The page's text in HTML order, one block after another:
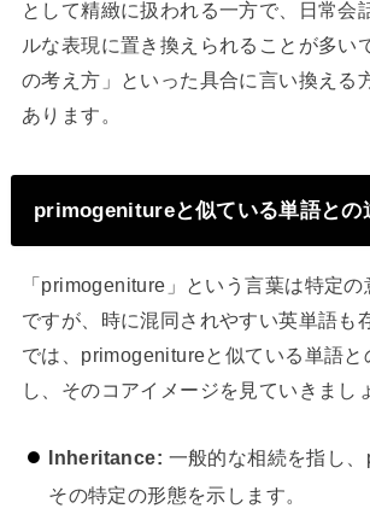
として精緻に扱われる一方で、日常会
ルな表現に置き換えられることが多い
の考え方」といった具合に言い換える
あります。
primogenitureと似ている単語との
「primogeniture」という言葉は特定
ですが、時に混同されやすい英単語も
では、primogenitureと似ている単語と
し、そのコアイメージを見ていきまし
Inheritance: 一般的な相続を指し
その特定の形態を示します。